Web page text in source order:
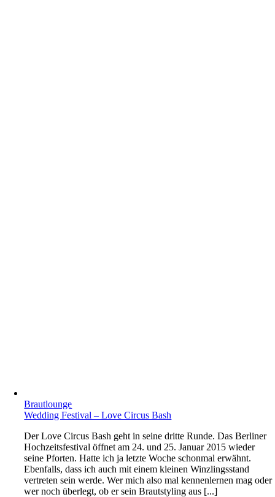
Brautlounge
Wedding Festival – Love Circus Bash
Der Love Circus Bash geht in seine dritte Runde. Das Berliner
Hochzeitsfestival öffnet am 24. und 25. Januar 2015 wieder
seine Pforten. Hatte ich ja letzte Woche schonmal erwähnt.
Ebenfalls, dass ich auch mit einem kleinen Winzlingsstand
vertreten sein werde. Wer mich also mal kennenlernen mag oder
wer noch überlegt, ob er sein Brautstyling aus [...]